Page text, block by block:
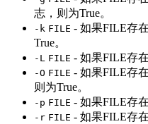
志，则为True。
-k FILE - 如果FILE存
True。
-L FILE - 如果FILE存
-O FILE - 如果FILE存
则为True。
-p FILE - 如果FILE存
-r FILE - 如果FILE存